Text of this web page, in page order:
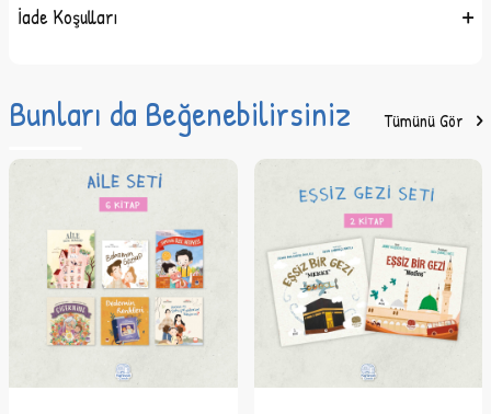
Bu kitapla tüm bu güzellikleri etkinliklerle çocuk zihinlerde daha
Bu Kitapta;
Etkinliklerle Ramazan Ayı, Manevi Değerler ve Aile
Anlatılmaktadır.
Halime Nur Sevim
Almanca
Sayfa Sayısı:32
Cilt Tipi: Bristol
Kağıt Cinsi: 1. Hamur
Boyut:22 x 22 cm
İade Koşulları
Bunları da Beğenebilirsiniz Tümünü Gör